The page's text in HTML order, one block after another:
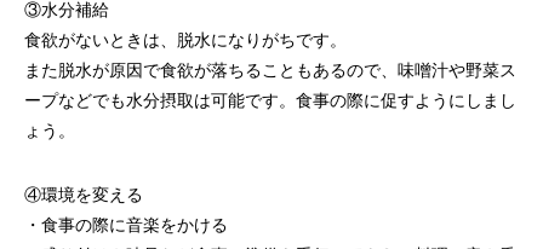
③水分補給
食欲がないときは、脱水になりがちです。
また脱水が原因で食欲が落ちることもあるので、味噌汁や野菜ス
ープなどでも水分摂取は可能です。食事の際に促すようにしまし
ょう。
④環境を変える
・食事の際に音楽をかける